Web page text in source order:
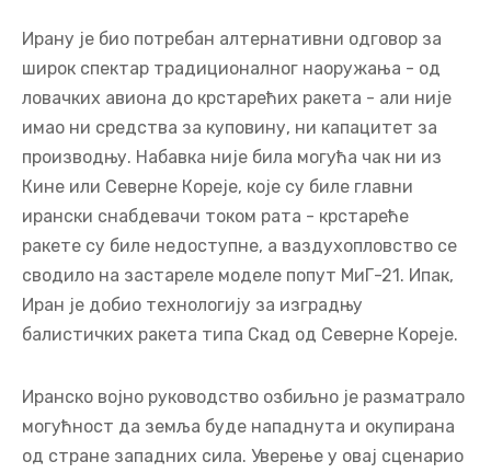
Ирану је био потребан алтернативни одговор за
широк спектар традиционалног наоружања - од
ловачких авиона до крстарећих ракета - али није
имао ни средства за куповину, ни капацитет за
производњу. Набавка није била могућа чак ни из
Кине или Северне Кореје, које су биле главни
ирански снабдевачи током рата - крстареће
ракете су биле недоступне, а ваздухопловство се
сводило на застареле моделе попут МиГ-21. Ипак,
Иран је добио технологију за изградњу
балистичких ракета типа Скад од Северне Кореје.
Иранско војно руководство озбиљно је разматрало
могућност да земља буде нападнута и окупирана
од стране западних сила. Уверење у овај сценарио